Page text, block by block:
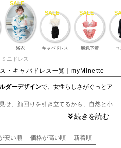
浴衣 キャバドレス 勝負下着 コ
ニドレス
・キャバドレス一覧｜myMinette
ダーデザインで、女性らしさがぐっとア
せ、顔回りを引き立てるから、自然と小
果も抜群！全身のスタイルアップを叶えて
ーしてくれるから、華奢見え効果も絶
安い順 価格が高い順 新着順